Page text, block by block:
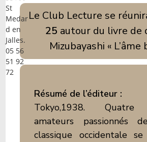
Le Club Lecture se
25 autour du livre de
Mizubayashi « L’âme
Résumé de l’éditeur :
Tokyo,1938. Quatre
amateurs passionnés
classique occidentale